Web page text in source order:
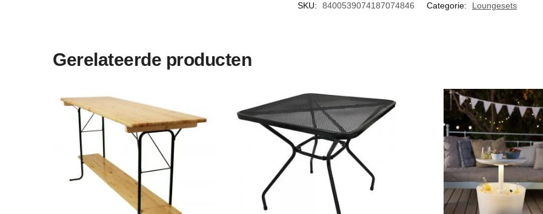
SKU: 8400539074187074846 Categorie: Loungesets
Gerelateerde producten